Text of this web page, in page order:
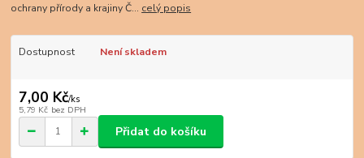
ochrany přírody a krajiny Č... celý popis
Dostupnost Není skladem
7,00 Kč/ks
5,79 Kč bez DPH
Přidat do košíku